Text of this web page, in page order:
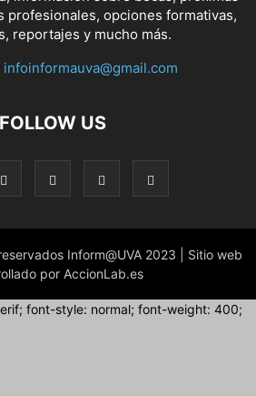
profesionales, opciones formativas,
reportajes y mucho más.
infoinformauva@gmail.com
FOLLOW US
Inform@UVA 2023 | Sitio web
por AccionLab.es
font-style: normal; font-weight: 400;